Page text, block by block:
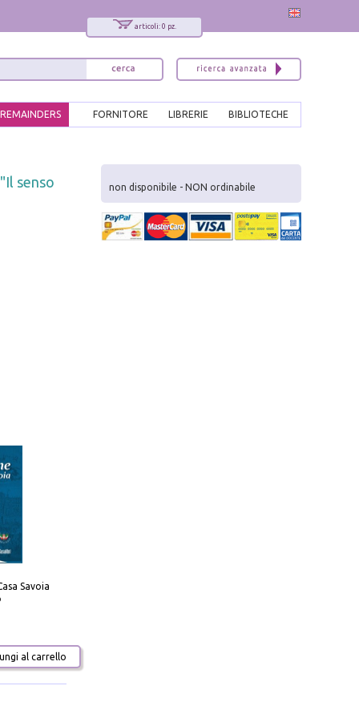
articoli: 0 pz.
BIBLIOTECHE
LIBRERIE
FORNITORE
REMAINDERS
senso
Savoia
al carrello
non disponibile - NON ordinabile
x
Interessato ai nostri libri?
Allora iscriviti alla nostra newsletter!
Sarai informato delle nostre novità, potrai
comunque cancellarti quando desideri.